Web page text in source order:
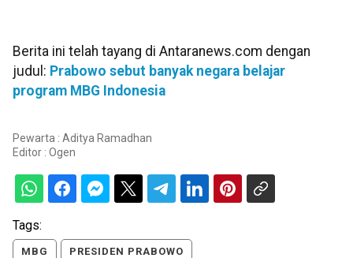
Berita ini telah tayang di Antaranews.com dengan
judul: Prabowo sebut banyak negara belajar
program MBG Indonesia
Pewarta : Aditya Ramadhan
Editor : Ogen
Tags:
MBG PRESIDEN PRABOWO